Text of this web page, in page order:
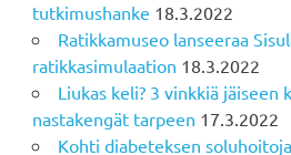
tutkimushanke 18.3.2022
Ratikkamuseo lanseeraa
ratikkasimulaation 18.3.2022
Liukas keli? 3 vinkkiä jäiseen
nastakengät tarpeen 17.3.2022
Kohti diabeteksen